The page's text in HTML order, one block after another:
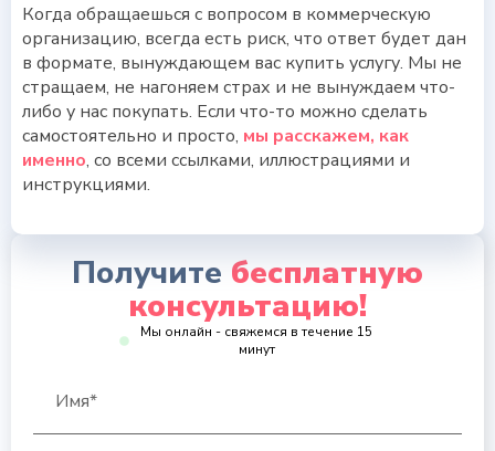
Получите бесплатную
консультацию!
Мы онлайн - свяжемся в течение 15
минут
Когда обращаешься с вопросом в коммерческую
организацию, всегда есть риск, что ответ будет дан
в формате, вынуждающем вас купить услугу. Мы не
стращаем, не нагоняем страх и не вынуждаем что-
либо у нас покупать. Если что-то можно сделать
самостоятельно и просто, мы расскажем, как
именно, со всеми ссылками, иллюстрациями и
инструкциями.